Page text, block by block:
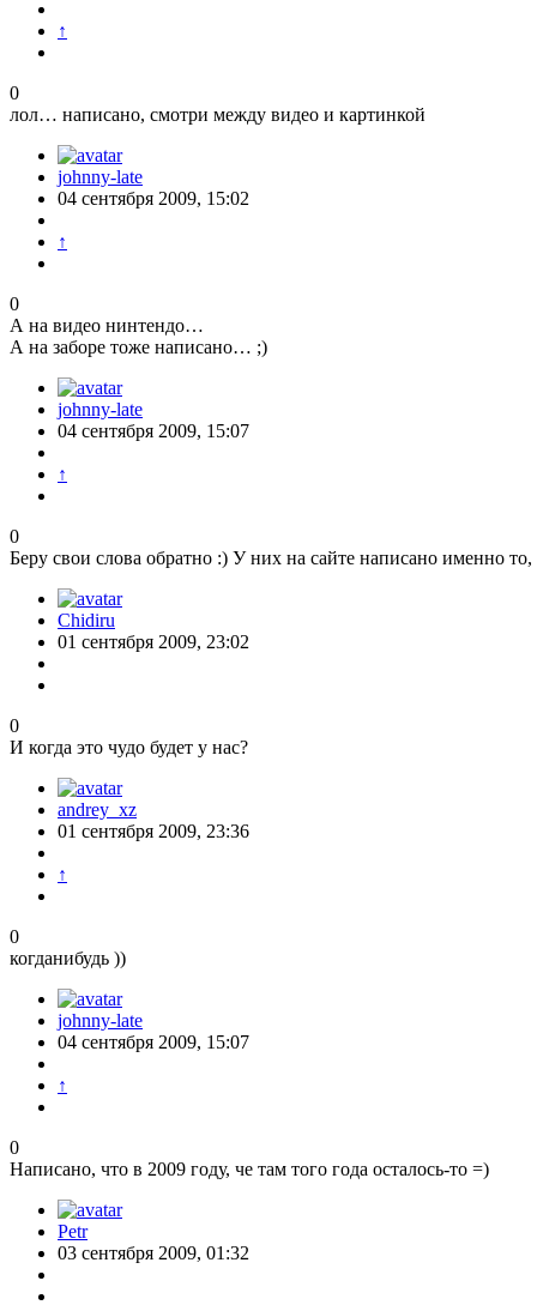
↑
0
лол… написано, смотри между видео и картинкой
johnny-late
04 сентября 2009, 15:02
↑
0
А на видео нинтендо…
А на заборе тоже написано… ;)
johnny-late
04 сентября 2009, 15:07
↑
0
Беру свои слова обратно :) У них на сайте написано именно
Chidiru
01 сентября 2009, 23:02
0
И когда это чудо будет у нас?
andrey_xz
01 сентября 2009, 23:36
↑
0
когданибудь ))
johnny-late
04 сентября 2009, 15:07
↑
0
Написано, что в 2009 году, че там того года осталось-то =)
Petr
03 сентября 2009, 01:32